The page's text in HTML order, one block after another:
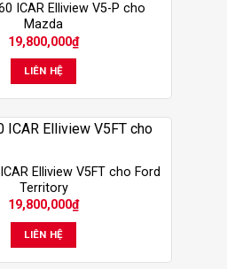
ICAR Elliview V5-P cho
Mazda
19,800,000₫
LIÊN HỆ
Elliview V5FT cho Ford
Territory
19,800,000₫
LIÊN HỆ